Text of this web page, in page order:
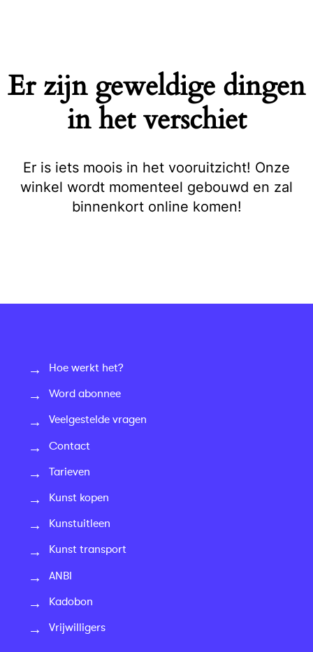
Er zijn geweldige dingen
in het verschiet
Er is iets moois in het vooruitzicht! Onze
winkel wordt momenteel gebouwd en zal
binnenkort online komen!
Hoe werkt het?
Word abonnee
Veelgestelde vragen
Contact
Tarieven
Kunst kopen
Kunstuitleen
Kunst transport
ANBI
Kadobon
Vrijwilligers